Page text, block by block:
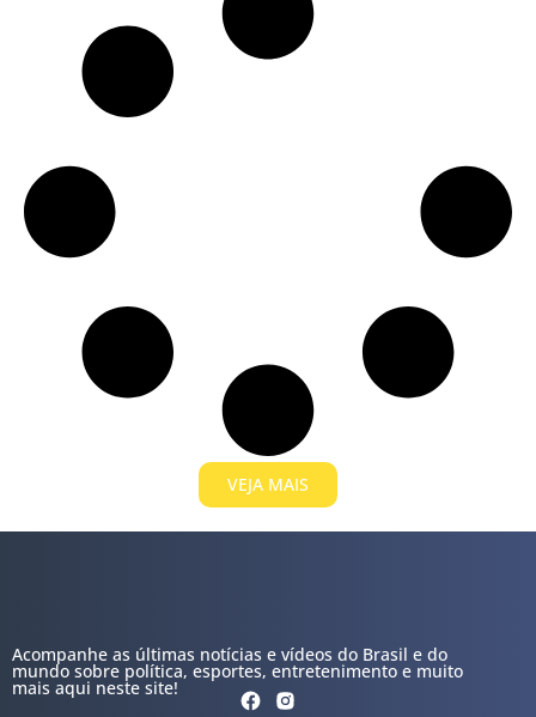
VEJA MAIS
Acompanhe as últimas notícias e vídeos do Brasil e do
mundo sobre política, esportes, entretenimento e muito
mais aqui neste site!